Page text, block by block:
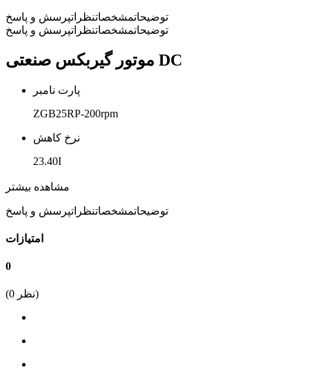
توضیحاتمشخصاتنظراتپرسش و پاسخ
توضیحاتمشخصاتنظراتپرسش و پاسخ
موتور گیربکس صنعتی DC
پارت نامبر
ZGB25RP-200rpm
نرخ کاهش
23.40I
ولتاژ کاری
12 ولت
سرعت واقعی
مشاهده بیشتر
توضیحاتمشخصاتنظراتپرسش و پاسخ
امتیازات
0
(0 نظر)